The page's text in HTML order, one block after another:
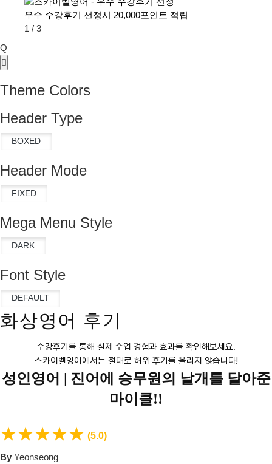
우수 수강후기 선정시 20,000포인트 적립
1 / 3
Q
Theme Colors
Header Type
Header Mode
Mega Menu Style
Font Style
화상영어 후기
수강후기를 통해 실제 수업 경험과 효과를 확인해보세요.
스카이벨영어에서는 절대로 허위 후기를 올리지 않습니다!
성인영어 | 진어에 승무원의 날개를 달아준
마이클!!
★★★★★ (5.0)
By Yeonseong